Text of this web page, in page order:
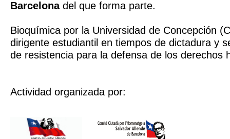
Barcelonadel que forma parte.
Bioquímica por la Universidad de Concepción
dirigente estudiantil en tiempos de dictadura y
de resistencia para la defensa de los derechos
Actividad organizada por: